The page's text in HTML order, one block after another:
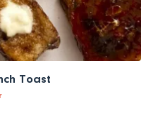
Toast